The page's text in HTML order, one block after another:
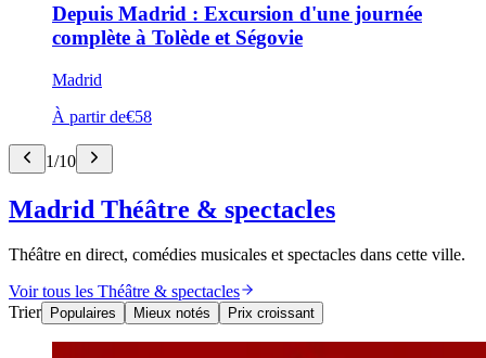
Depuis Madrid : Excursion d'une journée
complète à Tolède et Ségovie
Madrid
À partir de€58
1/10
Madrid Théâtre & spectacles
Théâtre en direct, comédies musicales et spectacles dans cette ville.
Voir tous les Théâtre & spectacles
Trier
Populaires Mieux notés Prix croissant